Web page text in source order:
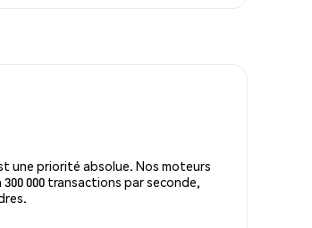
une priorité absolue. Nos moteurs
000 transactions par seconde,